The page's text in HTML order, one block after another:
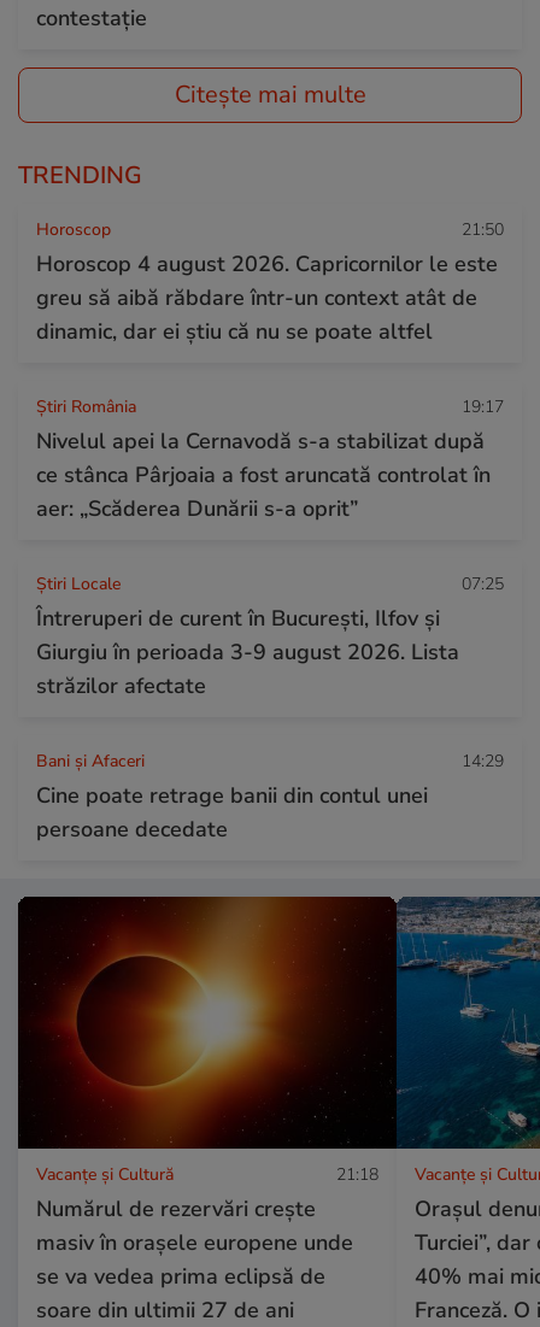
contestație
Citește mai multe
TRENDING
Horoscop 21:50
Horoscop 4 august 2026. Capricornilor le este
greu să aibă răbdare într-un context atât de
dinamic, dar ei știu că nu se poate altfel
Știri România 19:17
Nivelul apei la Cernavodă s-a stabilizat după
ce stânca Pârjoaia a fost aruncată controlat în
aer: „Scăderea Dunării s-a oprit”
Știri Locale 07:25
Întreruperi de curent în București, Ilfov și
Giurgiu în perioada 3-9 august 2026. Lista
străzilor afectate
Bani și Afaceri 14:29
Cine poate retrage banii din contul unei
persoane decedate
Vacanțe și Cultură 21:18
Numărul de rezervări crește
masiv în orașele europene unde
se va vedea prima eclipsă de
soare din ultimii 27 de ani
Vacanțe și
Orașul
Turciei”,
40% mai
Franceză.